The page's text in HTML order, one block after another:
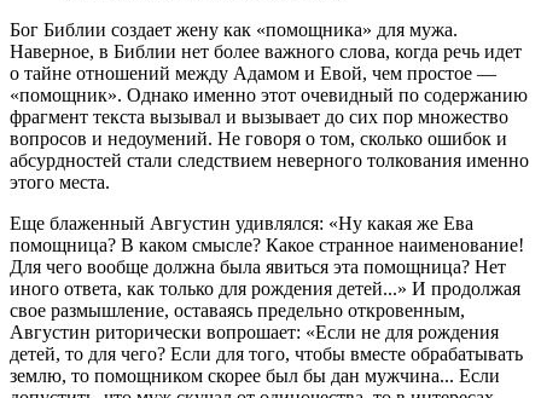
Бог Библии создает жену как «помощника» для мужа.
Наверное, в Библии нет более важного слова, когда речь идет
о тайне отношений между Адамом и Евой, чем простое —
«помощник». Однако именно этот очевидный по содержанию
фрагмент текста вызывал и вызывает до сих пор множество
вопросов и недоумений. Не говоря о том, сколько ошибок и
абсурдностей стали следствием неверного толкования именно
этого места.
Еще блаженный Августин удивлялся: «Ну какая же Ева
помощница? В каком смысле? Какое странное наименование!
Для чего вообще должна была явиться эта помощница? Нет
иного ответа, как только для рождения детей...» И продолжая
свое размышление, оставаясь предельно откровенным,
Августин риторически вопрошает: «Если не для рождения
детей, то для чего? Если для того, чтобы вместе обрабатывать
землю, то помощником скорее был бы дан мужчина... Если